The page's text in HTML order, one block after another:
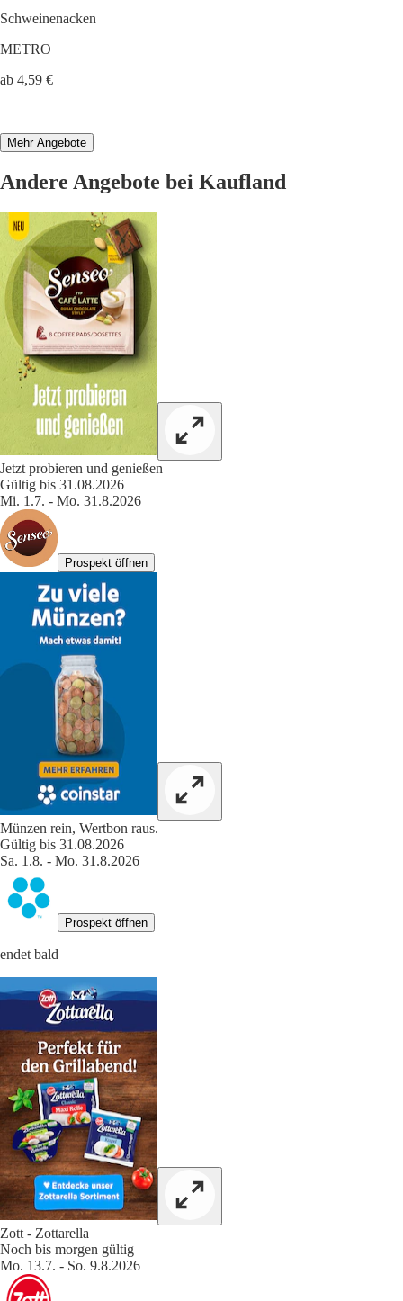
Schweinenacken
METRO
ab 4,59 €
Mehr Angebote
Andere Angebote bei Kaufland
Jetzt probieren und genießen
Gültig bis 31.08.2026
Mi. 1.7. - Mo. 31.8.2026
Prospekt öffnen
Münzen rein, Wertbon raus.
Gültig bis 31.08.2026
Sa. 1.8. - Mo. 31.8.2026
Prospekt öffnen
endet bald
Zott - Zottarella
Noch bis morgen gültig
Mo. 13.7. - So. 9.8.2026